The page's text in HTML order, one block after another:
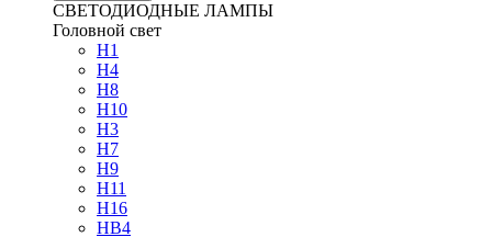
СВЕТОДИОДНЫЕ ЛАМПЫ
Головной свет
H1
H4
H8
H10
H3
H7
H9
H11
H16
HB4